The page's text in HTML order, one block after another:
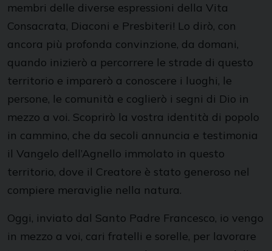
membri delle diverse espressioni della Vita
Consacrata, Diaconi e Presbiteri! Lo dirò, con
ancora più profonda convinzione, da domani,
quando inizierò a percorrere le strade di questo
territorio e imparerò a conoscere i luoghi, le
persone, le comunità e coglierò i segni di Dio in
mezzo a voi. Scoprirò la vostra identità di popolo
in cammino, che da secoli annuncia e testimonia
il Vangelo dell’Agnello immolato in questo
territorio, dove il Creatore è stato generoso nel
compiere meraviglie nella natura.
Oggi, inviato dal Santo Padre Francesco, io vengo
in mezzo a voi, cari fratelli e sorelle, per lavorare